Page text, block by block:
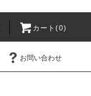
カート(0)
お問い合わせ